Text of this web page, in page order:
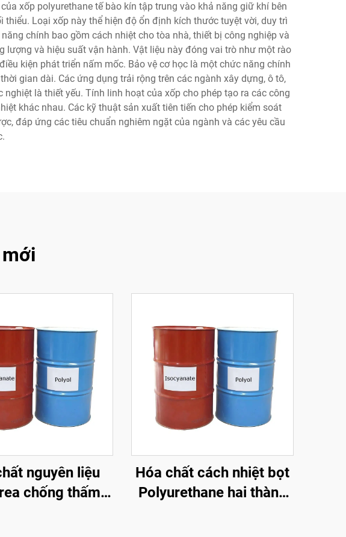
xốp polyurethane tế bào kín tập trung vào khả năng giữ khí bên
Loại xốp này thể hiện độ ổn định kích thước tuyệt vời, duy trì
chính bao gồm cách nhiệt cho tòa nhà, thiết bị công nghiệp và
và hiệu suất vận hành. Vật liệu này đóng vai trò như một rào
kiện phát triển nấm mốc. Bảo vệ cơ học là một chức năng chính
gian dài. Các ứng dụng trải rộng trên các ngành xây dựng, ô tô,
là thiết yếu. Tính linh hoạt của xốp cho phép tạo ra các công
khác nhau. Các kỹ thuật sản xuất tiên tiến cho phép kiểm soát
đáp ứng các tiêu chuẩn nghiêm ngặt của ngành và các yêu cầu
nguyên liệu
chống thấm
Hóa chất cách nhiệt bọt
Polyurethane hai thành